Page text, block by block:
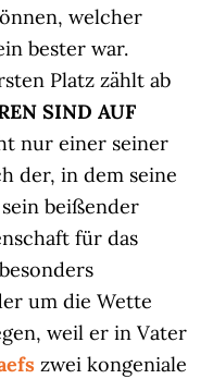
welcher
bester war.
Platz zählt ab
SIND AUF
nur einer seiner
der, in dem seine
beißender
für das
um die Wette
weil er in Vater
zwei kongeniale